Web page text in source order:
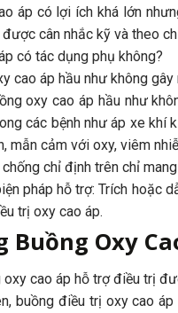
áp có lợi ích khá lớn
cân nhắc kỹ và theo
có tác dụng phụ không?
cao áp hầu như không
oxy cao áp hầu như
các bệnh như áp xe khí
mẫn cảm với oxy, viêm
chống chỉ định trên chỉ
pháp hỗ trợ: Trích hoặc
trị oxy cao áp.
Buồng Oxy
oxy cao áp hỗ trợ điều trị
buồng điều trị oxy cao